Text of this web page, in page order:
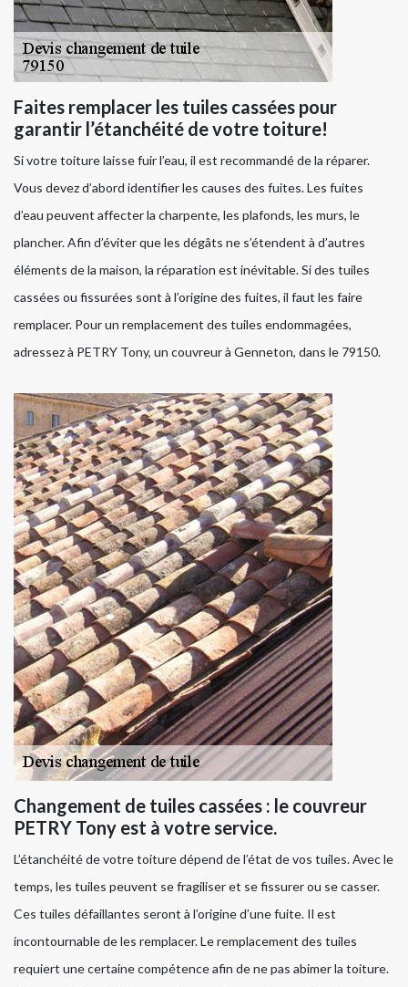
Faites remplacer les tuiles cassées pour
garantir l’étanchéité de votre toiture!
Si votre toiture laisse fuir l’eau, il est recommandé de la réparer.
Vous devez d’abord identifier les causes des fuites. Les fuites
d’eau peuvent affecter la charpente, les plafonds, les murs, le
plancher. Afin d’éviter que les dégâts ne s’étendent à d’autres
éléments de la maison, la réparation est inévitable. Si des tuiles
cassées ou fissurées sont à l’origine des fuites, il faut les faire
remplacer. Pour un remplacement des tuiles endommagées,
adressez à PETRY Tony, un couvreur à Genneton, dans le 79150.
Changement de tuiles cassées : le couvreur
PETRY Tony est à votre service.
L’étanchéité de votre toiture dépend de l’état de vos tuiles. Avec le
temps, les tuiles peuvent se fragiliser et se fissurer ou se casser.
Ces tuiles défaillantes seront à l’origine d’une fuite. Il est
incontournable de les remplacer. Le remplacement des tuiles
requiert une certaine compétence afin de ne pas abimer la toiture.